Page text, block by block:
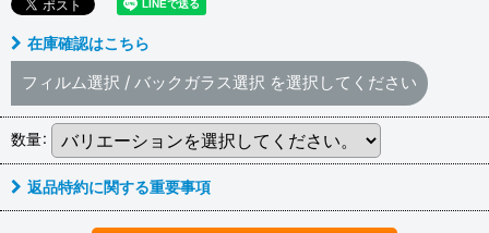
在庫確認はこちら
フィルム選択 / バックガラス選択 を選択してください
数量:
返品特約に関する重要事項